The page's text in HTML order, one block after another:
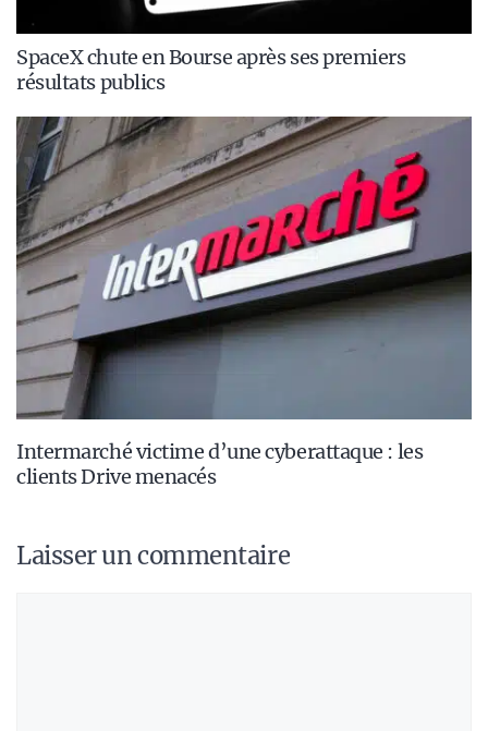
SpaceX chute en Bourse après ses premiers
résultats publics
Intermarché victime d’une cyberattaque : les
clients Drive menacés
Laisser un commentaire